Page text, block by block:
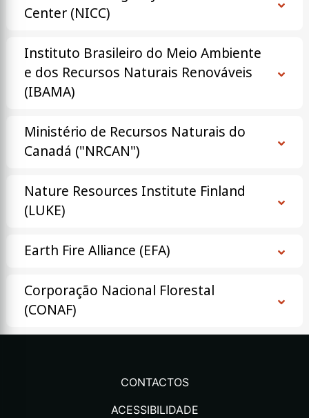
Center (NICC)
Instituto Brasileiro do Meio Ambiente
e dos Recursos Naturais Renováveis
(IBAMA)
Ministério de Recursos Naturais do
Canadá ("NRCAN")
Nature Resources Institute Finland
(LUKE)
Earth Fire Alliance (EFA)
Corporação Nacional Florestal
(CONAF)
CONTACTOS
ACESSIBILIDADE